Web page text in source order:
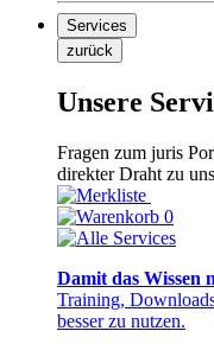
Services
zurück
Unsere
Fragen zum juris
direkter Draht zu
0
Damit das Wissen
Training,
besser zu nutzen.